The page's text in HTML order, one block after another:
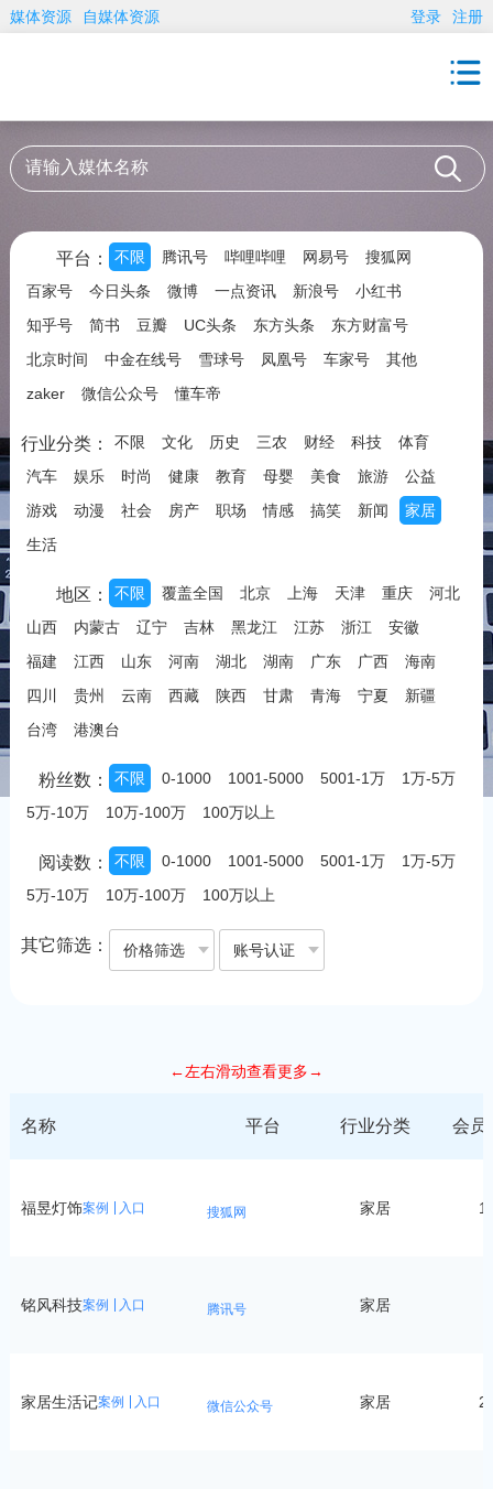
媒体资源 自媒体资源 登录 注册
平台： 不限 腾讯号 哔哩哔哩 网易号
搜狐网
百家号
今日头条 微博 一点资讯 新浪号
小红书
知乎号
简书 豆瓣 UC头条 东方头条
东方财富号
北京时间
中金在线号 雪球号 凤凰号 车家号
其他
zaker
微信公众号 懂车帝
行业分类： 不限 文化 历史 三农 财经 科技
体育
汽车
娱乐 时尚 健康 教育 母婴 美食 旅游
公益
游戏
动漫 社会 房产 职场 情感 搞笑 新闻
家居
生活
地区： 不限 覆盖全国 北京 上海 天津 重庆
河北
山西
内蒙古 辽宁 吉林 黑龙江 江苏 浙江
安徽
福建
江西 山东 河南 湖北 湖南 广东 广西
海南
四川
贵州 云南 西藏 陕西 甘肃 青海 宁夏
新疆
台湾
港澳台
粉丝数： 不限 0-1000 1001-5000 5001-1万
1万-5万
5万-10万
10万-100万 100万以上
阅读数： 不限 0-1000 1001-5000 5001-1万
1万-5万
5万-10万
10万-100万 100万以上
其它筛选： 价格筛选 账号认证
←左右滑动查看更多→
名称 平台 行业分类 会员
福昱灯饰案例 入口 搜狐网 家居
铭风科技案例 入口 腾讯号 家居
家居生活记案例 入口 微信公众号 家居